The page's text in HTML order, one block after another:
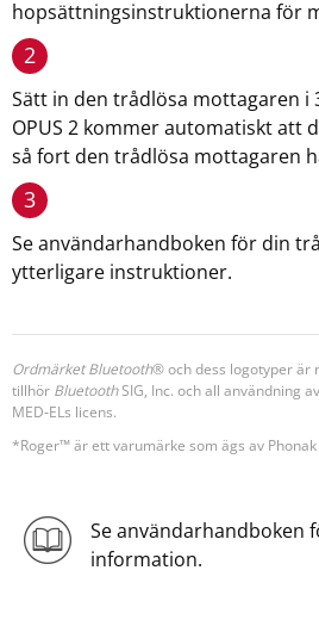
hopsättningsinstruktionerna för
2
Sätt in den trådlösa mottagaren i
OPUS 2 kommer automatiskt att
så fort den trådlösa mottagaren
3
Se användarhandboken för din
ytterligare instruktioner.
Ordmärket Bluetooth® och dess logotyper är
tillhör BluetoothSIG, Inc. och all användning
MED‑ELs licens.
*Roger™ är ett varumärke som ägs av Phonak
Se användarhandboken
information.